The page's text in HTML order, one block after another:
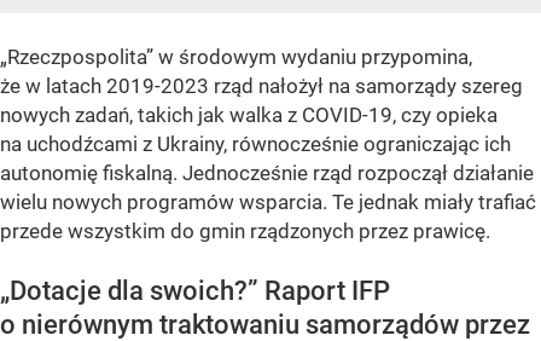
„Rzeczpospolita” w środowym wydaniu przypomina,
że w latach 2019-2023 rząd nałożył na samorządy szereg
nowych zadań, takich jak walka z COVID-19, czy opieka
na uchodźcami z Ukrainy, równocześnie ograniczając ich
autonomię fiskalną. Jednocześnie rząd rozpoczął działanie
wielu nowych programów wsparcia. Te jednak miały trafiać
przede wszystkim do gmin rządzonych przez prawicę.
„Dotacje dla swoich?” Raport IFP
o nierównym traktowaniu samorządów przez